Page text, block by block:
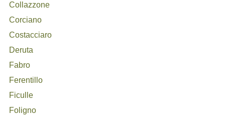
Collazzone
Corciano
Costacciaro
Deruta
Fabro
Ferentillo
Ficulle
Foligno